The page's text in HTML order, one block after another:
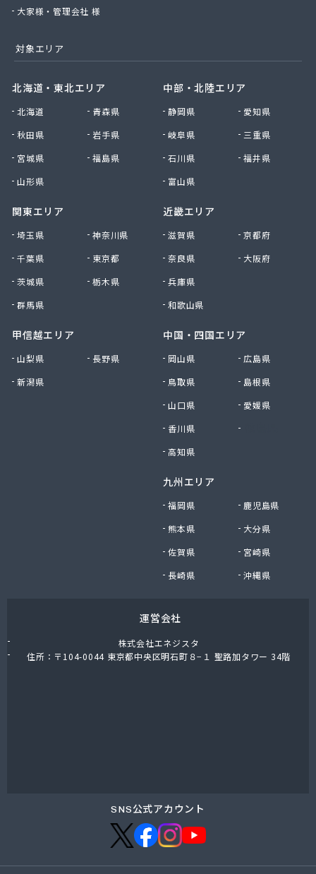
楠田機器商会
日の丸産業株式会社 LPガス事業部
日の丸産業株式会社 本社
日の丸産業株式会社 熊野営業所
日の丸産業株式会社 安浦営業所
日の丸産業株式会社 福山営業所
日の丸産業株式会社 中畑流通センター
日本ホームガス協業組合安佐センター
波間プロパン店
備後ガス販売株式会社
府中米穀プロパンセンター 本部
平田商店
有限会社オートガスユニオン
有限会社ゴヨーガス
有限会社ニシモトヤ
有限会社吉本ガス産業 本社・ガス部
有限会社水国プロパン
有限会社赤木プロパン商会
有限会社綿谷プロパン商会
廣島エルピーガスターミナル株式会社
大家様・管理会社 様
対象エリア
北海道・東北エリア
北海道
青森県
秋田県
岩手県
宮城県
福島県
山形県
関東エリア
埼玉県
神奈川県
千葉県
東京都
茨城県
栃木県
群馬県
甲信越エリア
山梨県
長野県
新潟県
中部・北陸エリア
静岡県
愛知県
岐阜県
三重県
石川県
福井県
富山県
近畿エリア
滋賀県
京都府
奈良県
大阪府
兵庫県
和歌山県
中国・四国エリア
岡山県
広島県
鳥取県
島根県
山口県
愛媛県
香川県
高知県
九州エリア
福岡県
鹿児島県
熊本県
大分県
佐賀県
宮崎県
長崎県
沖縄県
運営会社
株式会社エネジスタ
住所：〒104-0044 東京都中央区明石町８−１ 聖路加タワー 34階
SNS公式アカウント